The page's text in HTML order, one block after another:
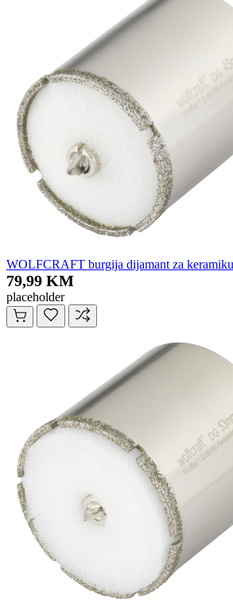
WOLFCRAFT burgija dijamant za
79,99 KM
placeholder